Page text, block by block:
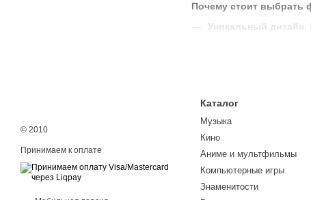
Почему стоит выбрать
Уникальный дизайн
Доступные цены и
быстро
Почувствуйте
Футболки с The Prodigy
© 2010
Принимаем к оплате
Каталог
Музыка
Кино
Аниме и мультфильмы
Компьютерные игры
Знаменитости